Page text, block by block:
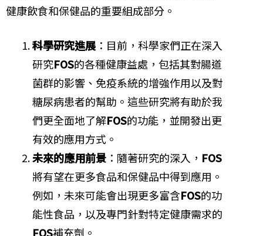
健康飲食和保健品的重要組成部分。
科學研究進展 ：目前，科學家們正在深入
研究FOS的各種健康益處，包括其對腸道
菌群的影響、免疫系統的增強作用以及對
糖尿病患者的幫助。這些研究將有助於我
們更全面地了解FOS的功能，並開發出更
有效的應用方式。
未來的應用前景 ：隨著研究的深入， FOS
將有望在更多食品和保健品中得到應用。
例如，未來可能會出現更多富含FOS的功
能性食品，以及專門針對特定健康需求的
FOS補充劑。